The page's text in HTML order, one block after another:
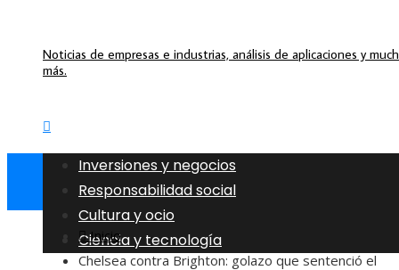
Noticias de empresas e industrias, análisis de aplicaciones y
más.
Inversiones y negocios
Responsabilidad social
Cultura y ocio
Ciencia y tecnología
Inicio
Chelsea contra Brighton: golazo que sentenció el